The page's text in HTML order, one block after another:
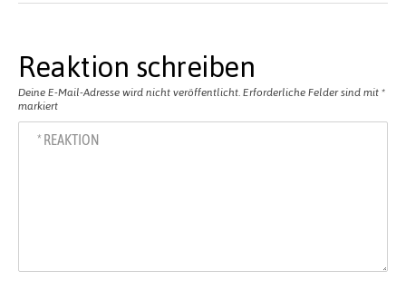
Reaktion schreiben
Deine E-Mail-Adresse wird nicht veröffentlicht. Erforderliche Felder sind mit *
markiert